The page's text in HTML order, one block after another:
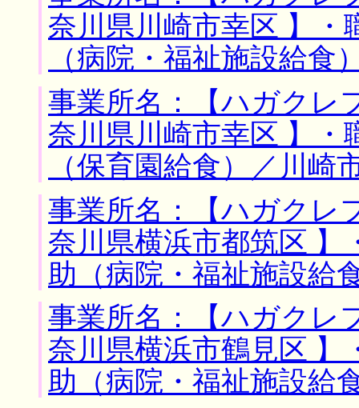
奈川県川崎市幸区 】・
（病院・福祉施設給食
事業所名：【ハガクレ
奈川県川崎市幸区 】・
（保育園給食）／川崎
事業所名：【ハガクレ
奈川県横浜市都筑区 】
助（病院・福祉施設給
事業所名：【ハガクレ
奈川県横浜市鶴見区 】
助（病院・福祉施設給